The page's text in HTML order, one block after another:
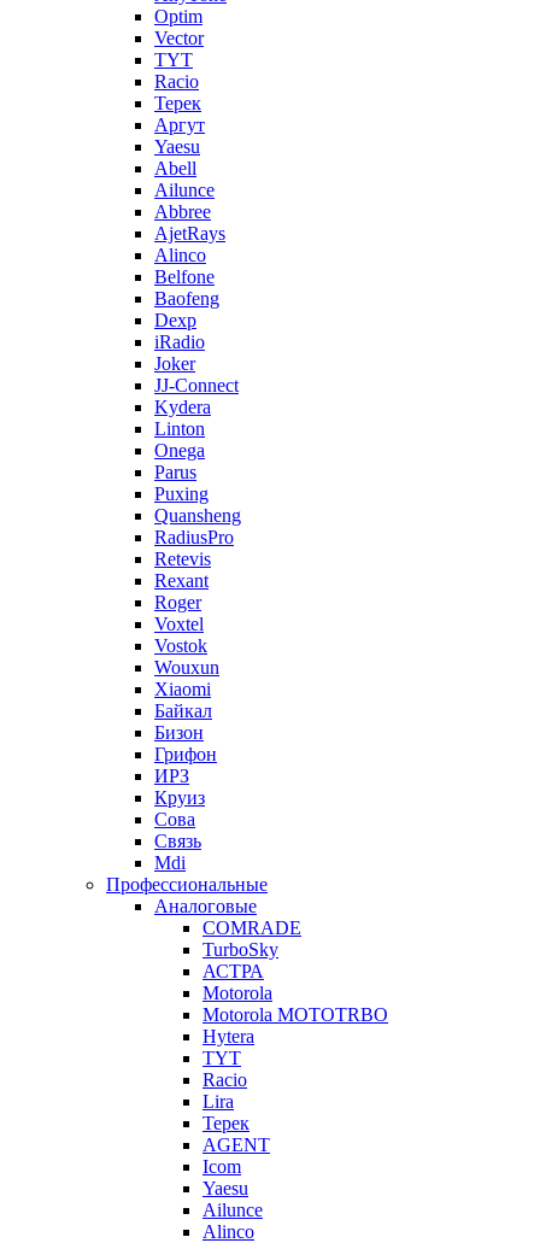
Optim
Vector
TYT
Racio
Терек
Аргут
Yaesu
Abell
Ailunce
Abbree
AjetRays
Alinco
Belfone
Baofeng
Dexp
iRadio
Joker
JJ-Connect
Kydera
Linton
Onega
Parus
Puxing
Quansheng
RadiusPro
Retevis
Rexant
Roger
Voxtel
Vostok
Wouxun
Xiaomi
Байкал
Бизон
Грифон
ИРЗ
Круиз
Сова
Связь
Mdi
Профессиональные
Аналоговые
COMRADE
TurboSky
АСТРА
Motorola
Motorola MOTOTRBO
Hytera
TYT
Racio
Lira
Терек
AGENT
Icom
Yaesu
Ailunce
Alinco